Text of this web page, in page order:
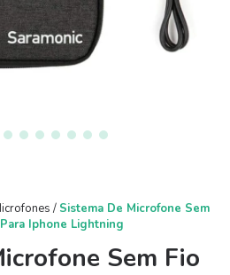
/ Sistema De Microfone Sem
Iphone Lightning
Sem Fio